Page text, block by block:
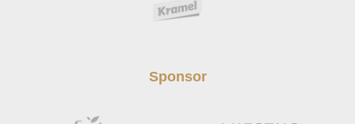
Sponsor